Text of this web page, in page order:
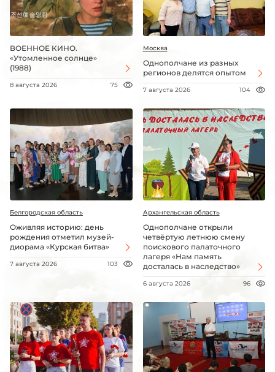
ВОЕННОЕ КИНО.
«Утомленное солнце»
(1988)
8 августа 2026 75
Москва
Однополчане из разных
регионов делятся опытом
7 августа 2026 104
Белгородская область
Оживляя историю: день
рождения отметил музей-
диорама «Курская битва»
7 августа 2026 103
Архангельская область
Однополчане открыли
четвёртую летнюю смену
поискового палаточного
лагеря «Нам память
досталась в наследство»
6 августа 2026 96